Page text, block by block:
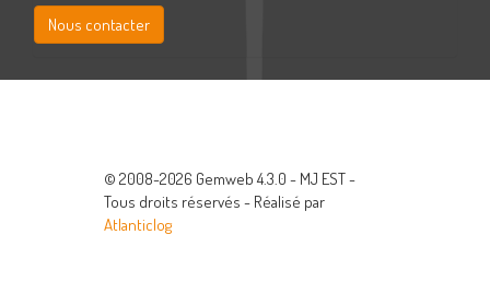
Nous contacter
© 2008-2026 Gemweb 4.3.0 - MJ EST -
Tous droits réservés - Réalisé par
Atlanticlog